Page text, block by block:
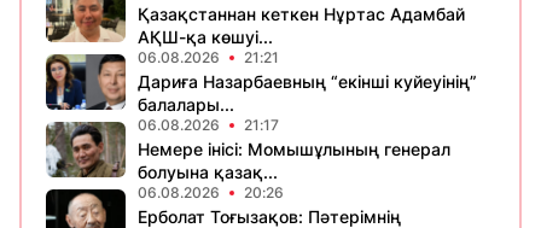
Қазақстаннан кеткен Нұртас Адамбай
АҚШ-қа көшуі...
06.08.2026 21:21
Дариға Назарбаевның “екінші куйеуінің”
балалары...
06.08.2026 21:17
Немере інісі: Момышұлының генерал
болуына қазақ...
06.08.2026 20:26
Ерболат Тоғызақов: Пәтерімнің